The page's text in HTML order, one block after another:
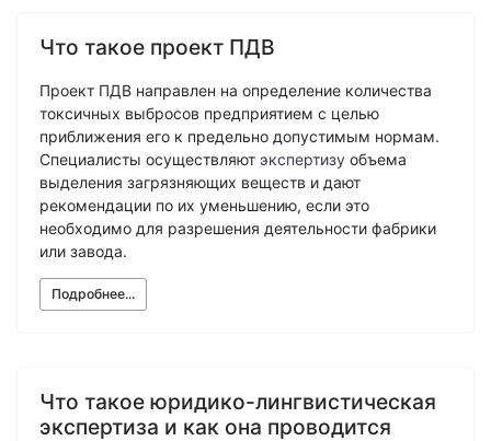
Компьютерно-техническая экспертиза
Пожарно-техническая экспертиза
Экологическая экспертиза
Физико-химическая экспертиза
Экспертиза изделий из металлов
Юридическая экспертиза
Геммологическая экспертиза (ювелирная)
Заключение эксперта на иностранном языке
Экспертиза по технике безопасности
Физико-химическая экспертиза
Что такое проект ПДВ
Проект ПДВ направлен на определение количества
токсичных выбросов предприятием с целью
приближения его к предельно допустимым нормам.
Специалисты осуществляют экспертизу объема
выделения загрязняющих веществ и дают
рекомендации по их уменьшению, если это
необходимо для разрешения деятельности фабрики
или завода.
Подробнее...
Что такое юридико-лингвистическая
экспертиза и как она проводится